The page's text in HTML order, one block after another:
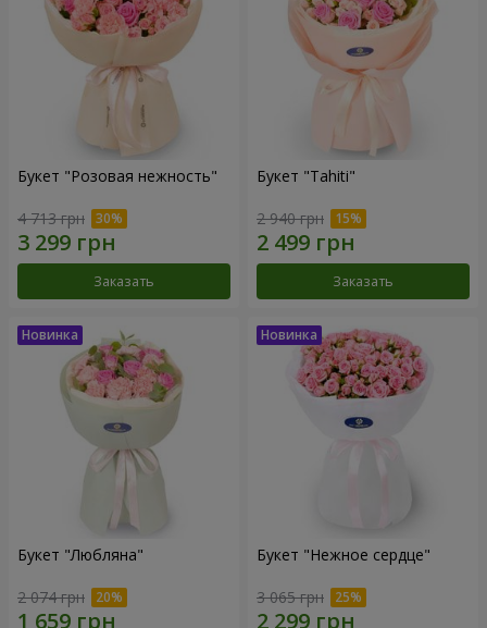
Букет "Розовая нежность"
4 713 грн
Заказать
Букет "Tahiti"
2 940 грн
Заказать
Букет "Любляна"
2 074 грн
Букет "Нежное сердце"
3 065 грн